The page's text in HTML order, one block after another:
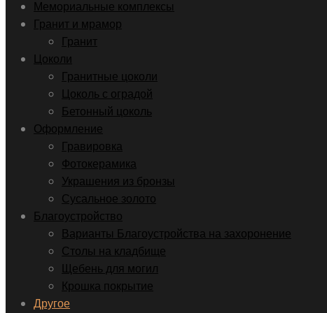
Мемориальные комплексы
Гранит и мрамор
Гранит
Цоколи
Гранитные цоколи
Цоколь с оградой
Бетонный цоколь
Оформление
Гравировка
Фотокерамика
Украшения из бронзы
Сусальное золото
Благоустройство
Варианты Благоустройства на захоронение
Столы на кладбище
Щебень для могил
Крошка покрытие
Другое